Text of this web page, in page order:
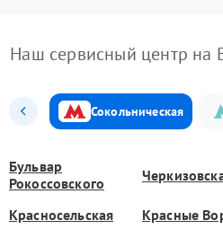
Наш сервисный центр на
Сокольническая
Бульвар
Рокоссовского
Красносельская
Красные